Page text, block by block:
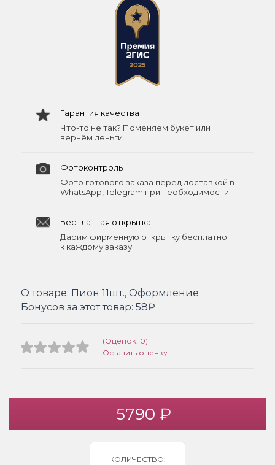
Гарантия качества
Что-то не так? Поменяем букет или
вернём деньги.
Фотоконтроль
Фото готового заказа перед доставкой в
WhatsApp, Telegram при необходимости.
Бесплатная открытка
Дарим фирменную открытку бесплатно
к каждому заказу.
О товаре: Пион 11шт., Оформление
Бонусов за этот товар: 58₽
(Оценок: 0)
Оставить оценку
5790 ₽
КОЛИЧЕСТВО: